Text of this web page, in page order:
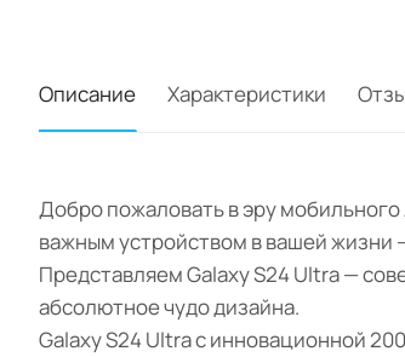
Описание Характеристики
Добро пожаловать в эру
важным устройством в вашей жизни
Представляем Galaxy S24 Ultra —
абсолютное чудо дизайна.
Galaxy S24 Ultra с инновационной